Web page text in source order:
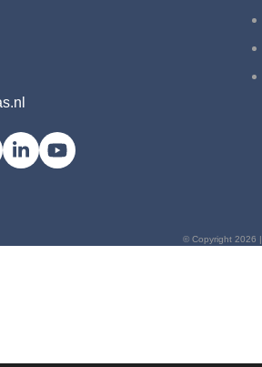
LinkedInYouTube
© Copyright 2026 |